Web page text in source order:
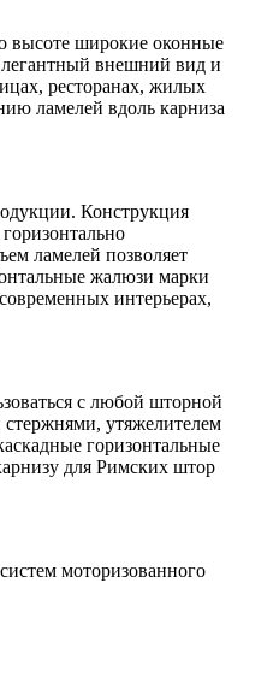
высоте широкие оконные
внешний вид и
ресторанах, жилых
ламелей вдоль карниза
Конструкция
ламелей позволяет
жалюзи марки
интерьерах,
с любой шторной
утяжелителем
горизонтальные
для Римских штор
моторизованного